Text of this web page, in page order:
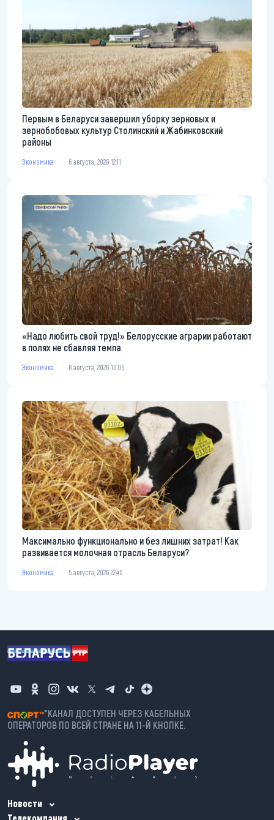
Первым в Беларуси завершил уборку зерновых и
зернобобовых культур Столинский и Жабинковский
районы
Экономика 6 августа, 2026 12:11
«Надо любить свой труд!» Белорусские аграрии работают
в полях не сбавляя темпа
Экономика 6 августа, 2026 10:05
Максимально функционально и без лишних затрат! Как
развивается молочная отрасль Беларуси?
Экономика 5 августа, 2026 22:40
*КАНАЛ ДОСТУПЕН ЧЕРЕЗ КАБЕЛЬНЫХ
ОПЕРАТОРОВ ПО ВСЕЙ СТРАНЕ НА 11-Й КНОПКЕ.
Новости